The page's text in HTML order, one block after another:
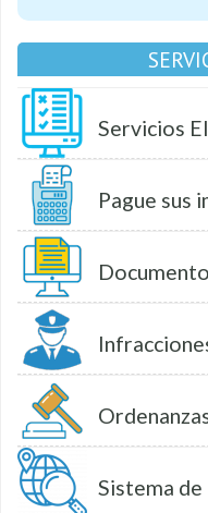
Servicios
Pague sus
Sistema